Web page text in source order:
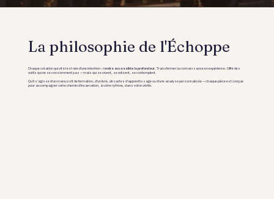
La philosophie de l'Échoppe
Chaque création qui vit ici est née d'une intention : rendre accessible la profondeur. Transformer la connaissance en expérience. Offrir des
outils qui ne se consomment pas — mais qui se vivent, se relisent, se contemplent.
Qu'il s'agisse d'un manuscrit de formation, d'un livre, de cartes d'apprentissage ou d'une analyse personnalisée — chaque pièce est conçue
pour accompagner votre chemin d'incarnation, à votre rythme, dans votre vérité.